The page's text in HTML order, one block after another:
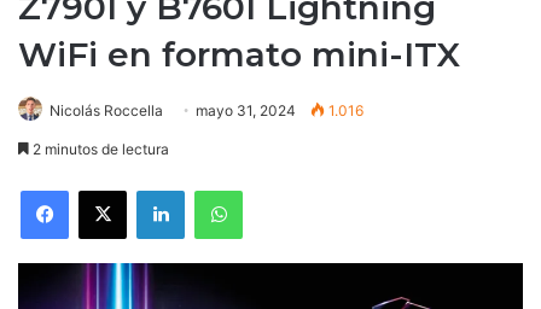
WiFi en formato mini-ITX
Nicolás Roccella mayo 31, 2024 1.016
2 minutos de lectura
Facebook
X LinkedInWhatsApp